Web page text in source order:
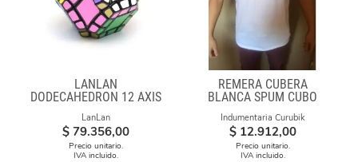
LANLAN
DODECAHEDRON 12 AXIS
LanLan
$ 79.356,00
Precio unitario.
IVA incluido.
REMERA CUBERA
BLANCA SPUM CUBO
Indumentaria Curubik
$ 12.912,00
Precio unitario.
IVA incluido.